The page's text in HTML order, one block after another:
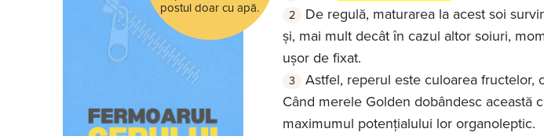
postul doar cu apă.
De regulă, maturarea la acest soi
și, mai mult decât în cazul altor soiuri,
ușor de fixat.
Astfel, reperul este culoarea fructelor,
Când merele Golden dobândesc această
maximumul potențialului lor organoleptic.